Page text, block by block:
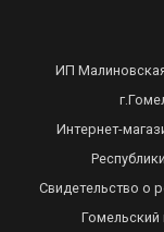
ИП
Интернет-
Свидетельство о
Гомельский